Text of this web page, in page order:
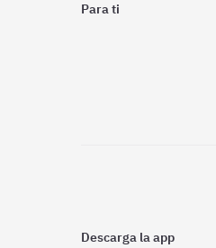
Para ti
Descarga la app